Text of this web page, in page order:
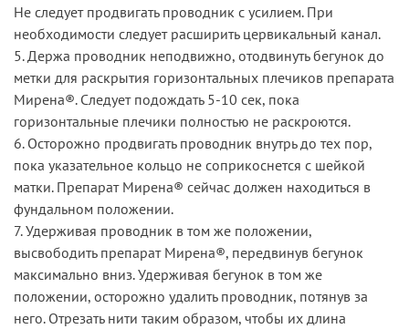
Не следует продвигать проводник с усилием. При
необходимости следует расширить цервикальный канал.
5. Держа проводник неподвижно, отодвинуть бегунок до
метки для раскрытия горизонтальных плечиков препарата
Мирена®. Следует подождать 5-10 сек, пока
горизонтальные плечики полностью не раскроются.
6. Осторожно продвигать проводник внутрь до тех пор,
пока указательное кольцо не соприкоснется с шейкой
матки. Препарат Мирена® сейчас должен находиться в
фундальном положении.
7. Удерживая проводник в том же положении,
высвободить препарат Мирена®, передвинув бегунок
максимально вниз. Удерживая бегунок в том же
положении, осторожно удалить проводник, потянув за
него. Отрезать нити таким образом, чтобы их длина